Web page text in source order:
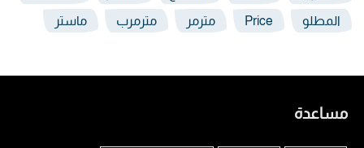
المطلو Price مترمر مترمرب ماستر
مساعدة